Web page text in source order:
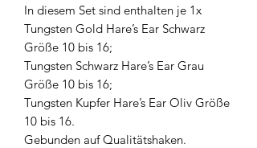
In diesem Set sind enthalten je 1x
Tungsten Gold Hare’s Ear Schwarz
Größe 10 bis 16;
Tungsten Schwarz Hare’s Ear Grau
Größe 10 bis 16;
Tungsten Kupfer Hare’s Ear Oliv Größe
10 bis 16.
Gebunden auf Qualitätshaken.